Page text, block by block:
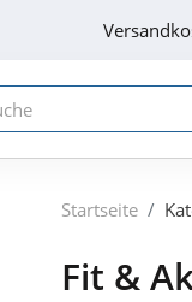
Startseite
Fit &